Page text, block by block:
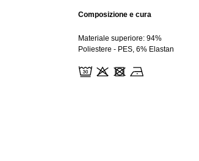
Composizione e cura
Materiale superiore: 94%
Poliestere - PES, 6% Elastan